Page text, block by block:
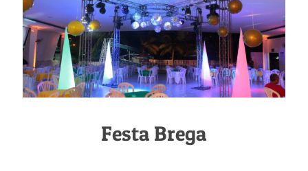
Festa Brega